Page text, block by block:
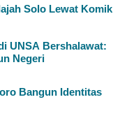
Solo Lewat Komik
UNSA Bershalawat:
Negeri
Bangun Identitas